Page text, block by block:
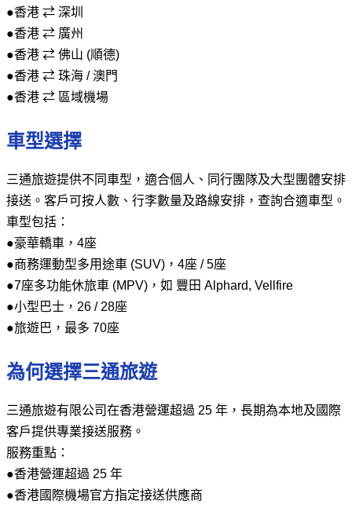
●香港 ⇄ 深圳
●香港 ⇄ 廣州
●香港 ⇄ 佛山 (順德)
●香港 ⇄ 珠海 / 澳門
●香港 ⇄ 區域機場
車型選擇
三通旅遊提供不同車型，適合個人、同行團隊及大型團體安排
接送。客戶可按人數、行李數量及路線安排，查詢合適車型。
車型包括：
●豪華轎車，4座
●商務運動型多用途車 (SUV)，4座 / 5座
●7座多功能休旅車 (MPV)，如 豐田 Alphard, Vellfire
●小型巴士，26 / 28座
●旅遊巴，最多 70座
為何選擇三通旅遊
三通旅遊有限公司在香港營運超過 25 年，長期為本地及國際
客戶提供專業接送服務。
服務重點：
●香港營運超過 25 年
●香港國際機場官方指定接送供應商